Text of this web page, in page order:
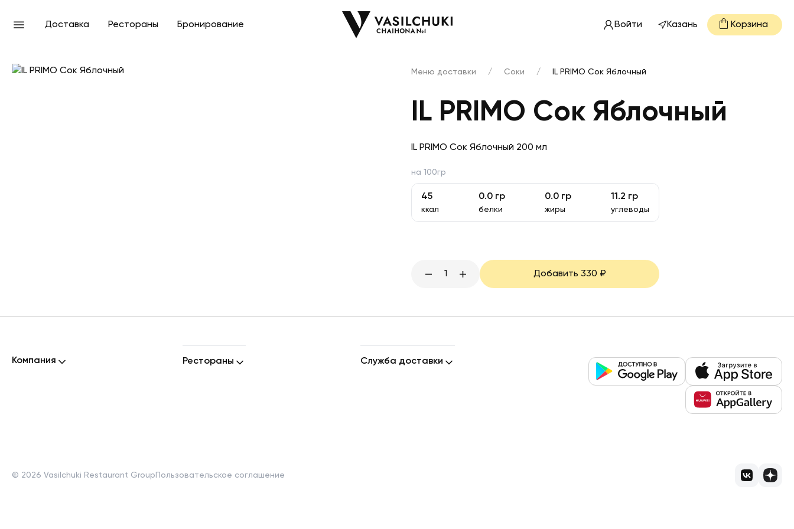
Доставка Рестораны Бронирование Войти Казань Корзина
Меню доставки / Соки / IL PRIMO Сок Яблочный
IL PRIMO Сок Яблочный
IL PRIMO Сок Яблочный 200 мл
на 100гр
45
ккал
0.0 гр
белки
0.0 гр
жиры
11.2 гр
углеводы
1 Добавить 330 ₽
Компания Рестораны Служба доставки
© 2026 Vasilchuki Restaurant Group Пользовательское соглашение